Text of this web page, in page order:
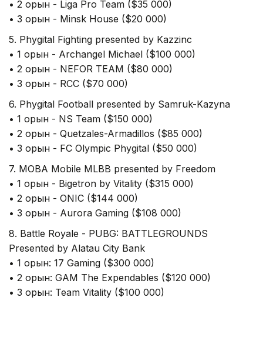
• 2 орын - Liga Pro Team ($35 000)
• 3 орын - Minsk House ($20 000)
5. Phygital Fighting presented by Kazzinc
• 1 орын - Archangel Michael ($100 000)
• 2 орын - NEFOR TEAM ($80 000)
• 3 орын - RCC ($70 000)
6. Phygital Football presented by Samruk-Kazyna
• 1 орын - NS Team ($150 000)
• 2 орын - Quetzales-Armadillos ($85 000)
• 3 орын - FC Olympic Phygital ($50 000)
7. MOBA Mobile MLBB presented by Freedom
• 1 орын - Bigetron by Vitality ($315 000)
• 2 орын - ONIC ($144 000)
• 3 орын - Aurora Gaming ($108 000)
8. Battle Royale - PUBG: BATTLEGROUNDS
Presented by Alatau City Bank
• 1 орын: 17 Gaming ($300 000)
• 2 орын: GAM The Expendables ($120 000)
• 3 орын: Team Vitality ($100 000)